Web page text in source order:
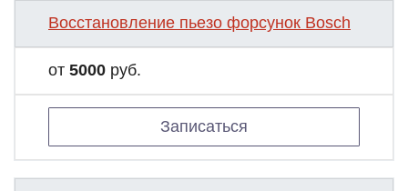
Восстановление пьезо форсунок Bosch
от 5000 руб.
Записаться